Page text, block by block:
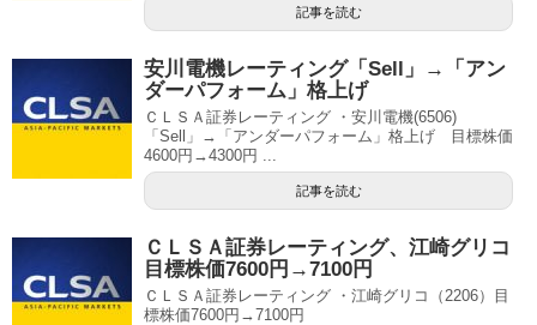
記事を読む
安川電機レーティング「Sell」→「アン
ダーパフォーム」格上げ
ＣＬＳＡ証券レーティング ・安川電機(6506)
「Sell」→「アンダーパフォーム」格上げ 目標株価
4600円→4300円 ...
記事を読む
ＣＬＳＡ証券レーティング、江崎グリコ
目標株価7600円→7100円
ＣＬＳＡ証券レーティング ・江崎グリコ（2206）目
標株価7600円→7100円